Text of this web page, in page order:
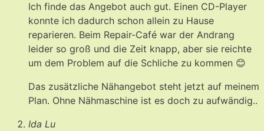
Ich finde das Angebot auch gut. Einen CD-Player
konnte ich dadurch schon allein zu Hause
reparieren. Beim Repair-Café war der Andrang
leider so groß und die Zeit knapp, aber sie reichte
um dem Problem auf die Schliche zu kommen 😊
Das zusätzliche Nähangebot steht jetzt auf meinem
Plan. Ohne Nähmaschine ist es doch zu aufwändig..
Ida Lu